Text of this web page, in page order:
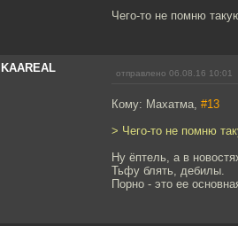
Чего-то не помню
KAAREAL отправлено 06.08.16 10:01
Кому: Махатма, #13
> Чего-то не помню
Ну ёптель, а в
Тьфу блять, дебилы.
Порно - это ее